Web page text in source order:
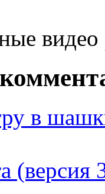
в
(версия